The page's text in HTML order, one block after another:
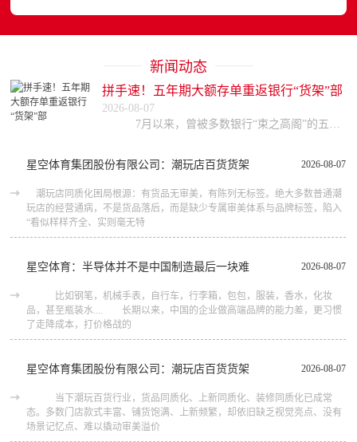
新闻动态
拼手速！五年期大额存单重返银行“货架”部
2026-08-07
2026-08-07
星空体育集团股份有限公司：潮玩店百货货架
潮玩店同质化困局根源：有货品无审美，有陈列无标签。绝大多数普通潮
玩店的经营通病，不是货品落后，而是缺少专属审美体系与品牌标签，陷入
“看似样样齐全、实则毫无特
2026-08-07
星空体育：半导体并不是中国制造最后一块难
比如钢笔，机械手表，自行车，行李箱，包包，服装，香水，化妆
品，甚至瓶装水.... 长期以来，中国的企业做高端品牌的能力差，更习惯
了走降成本，打价格战的
2026-08-07
星空体育集团股份有限公司：潮玩店百货货架
当下潮玩百货行业，货品同质化、上新同质化、装修同质化已成常
态。多数门店款式丰富、铺货饱满、上新频繁，却依旧缺乏视觉亮点、没有
场景记忆点、难以撬动审美溢价